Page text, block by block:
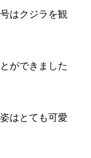
はクジラを観
ができました
はとても可愛